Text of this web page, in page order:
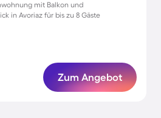
mit Balkon und
in Avoriaz für bis zu 8 Gäste
Zum Angebot